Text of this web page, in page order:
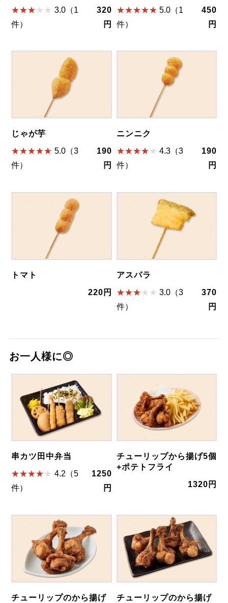
3.0（1
件）
320
円
5.0（1
件）
450
円
じゃが芋
5.0（3
件）
190
円
ニンニク
4.3（3
件）
190
円
トマト
220円
アスパラ
3.0（3
件）
370
円
お一人様に◎
串カツ田中弁当
4.2（5
件）
1250
円
チューリップから揚げ5個
+ポテトフライ
1320円
チューリップのから揚げ
チューリップのから揚げ